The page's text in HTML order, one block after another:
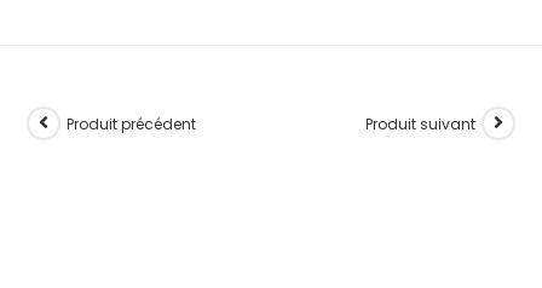
Produit précédent Produit suivant